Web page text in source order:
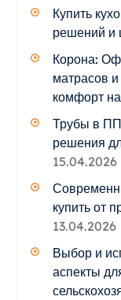
Купить
решений и
Корона:
матрасов
комфорт
Трубы в
решения
15.04.2026
купить от
13.04.2026
Выбор и
аспекты